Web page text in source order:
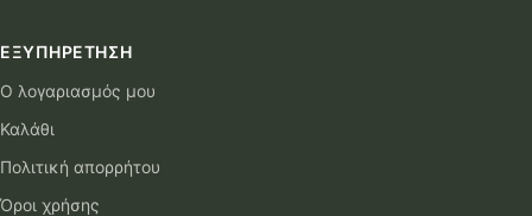
ΕΞΥΠΗΡΈΤΗΣΗ
Ο λογαριασμός μου
Καλάθι
Πολιτική απορρήτου
Όροι χρήσης